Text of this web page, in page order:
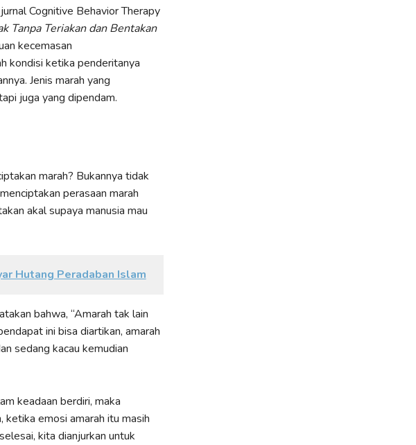
Cognitive Behavior Therapy
Tanpa Teriakan dan Bentakan
kecemasan
kondisi ketika penderitanya
Jenis marah yang
juga yang dipendam.
marah? Bukannya tidak
perasaan marah
akal supaya manusia mau
Hutang Peradaban Islam
bahwa, “Amarah tak lain
ini bisa diartikan, amarah
sedang kacau kemudian
keadaan berdiri, maka
ketika emosi amarah itu masih
kita dianjurkan untuk